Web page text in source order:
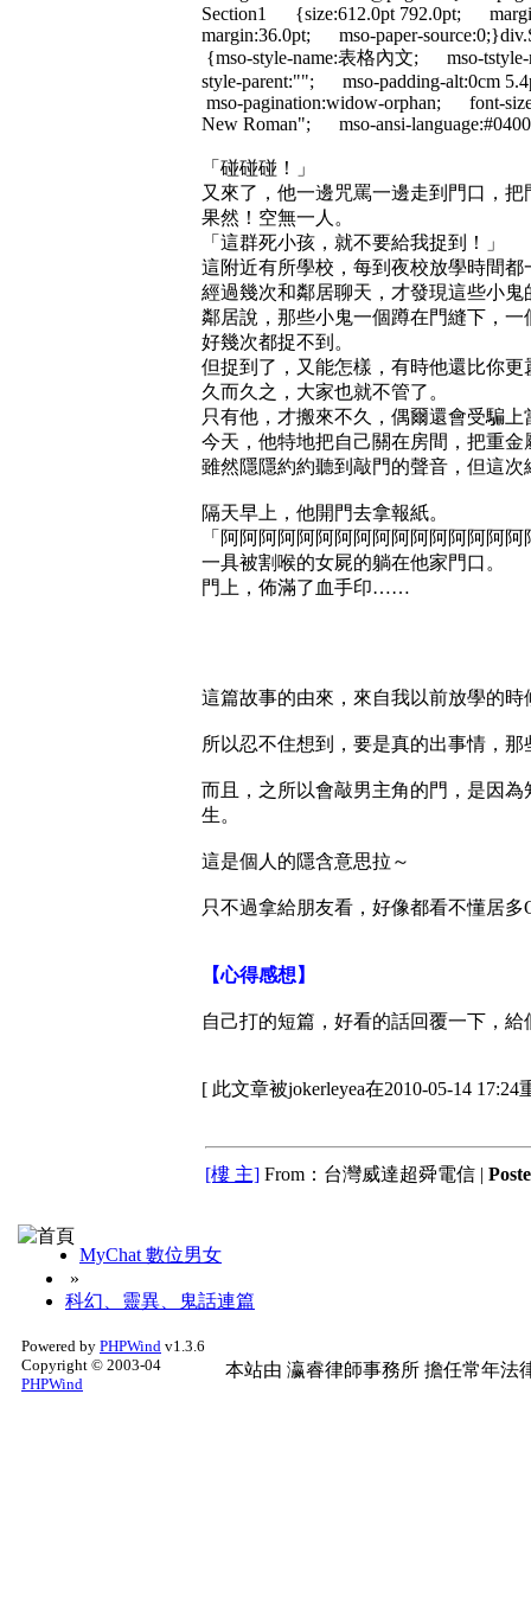
Section1 {size:612.0pt 792.0pt;
margin:36.0pt; mso-paper-
{mso-style-name:表格內文; mso-
style-parent:""; mso-padding-alt:0cm
mso-pagination:widow-orphan; font-
New Roman"; mso-ansi-
「碰碰碰！」
又來了，他一邊咒罵一邊走到門口，把
果然！空無一人。
「這群死小孩，就不要給我捉到！」
這附近有所學校，每到夜校放學時間
經過幾次和鄰居聊天，才發現這些小鬼
鄰居說，那些小鬼一個蹲在門縫下，
好幾次都捉不到。
但捉到了，又能怎樣，有時他還比你更
久而久之，大家也就不管了。
只有他，才搬來不久，偶爾還會受騙
今天，他特地把自己關在房間，把重
雖然隱隱約約聽到敲門的聲音，但這次
隔天早上，他開門去拿報紙。
「阿阿阿阿阿阿阿阿阿阿阿阿阿阿阿
一具被割喉的女屍的躺在他家門口。
門上，佈滿了血手印……
這篇故事的由來，來自我以前放學的
所以忍不住想到，要是真的出事情，
而且，之所以會敲男主角的門，是因
生。
這是個人的隱含意思拉～
只不過拿給朋友看，好像都看不懂居多
【心得感想】
自己打的短篇，好看的話回覆一下，給
[ 此文章被jokerleyea在2010-05-14 17:24
[樓 主] From：台灣威達超舜電信 |
MyChat 數位男女
»
科幻、靈異、鬼話連篇
Powered by PHPWind v1.3.6
Copyright © 2003-04
PHPWind
本站由 瀛睿律師事務所 擔任常年法